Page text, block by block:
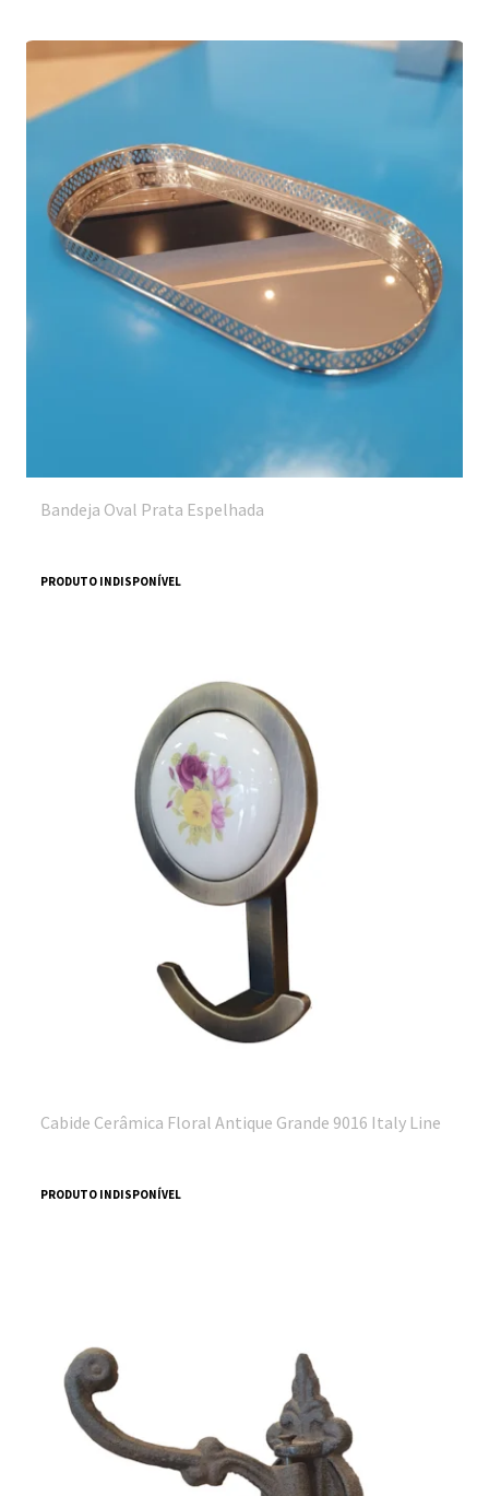
Bandeja Oval Prata Espelhada
PRODUTO INDISPONÍVEL
Cabide Cerâmica Floral Antique Grande 9016 Italy Line
PRODUTO INDISPONÍVEL